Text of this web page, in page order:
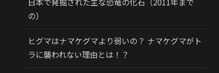
の）
ヒグマはナマケグマより弱いの？ ナマケグマがト
ラに襲われない理由とは！？